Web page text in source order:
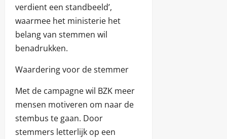
verdient een standbeeld’,
waarmee het ministerie het
belang van stemmen wil
benadrukken.
Waardering voor de stemmer
Met de campagne wil BZK meer
mensen motiveren om naar de
stembus te gaan. Door
stemmers letterlijk op een